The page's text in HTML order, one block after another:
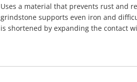
Uses a material that prevents rust and
grindstone supports even iron and
is shortened by expanding the contact